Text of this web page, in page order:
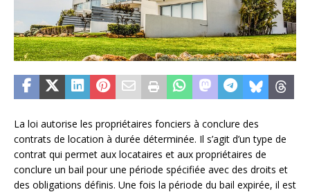
La loi autorise les propriétaires fonciers à conclure des
contrats de location à durée déterminée. Il s’agit d’un type de
contrat qui permet aux locataires et aux propriétaires de
conclure un bail pour une période spécifiée avec des droits et
des obligations définis. Une fois la période du bail expirée, il est